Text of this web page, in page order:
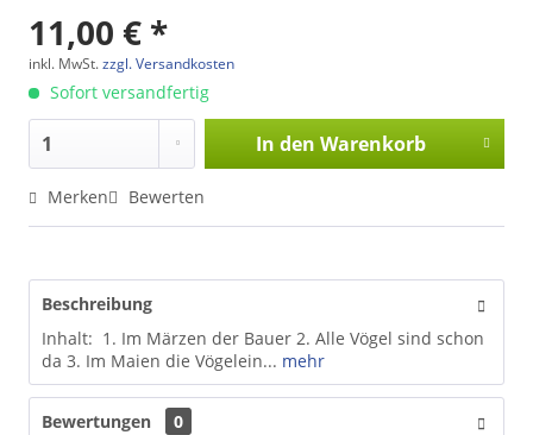
11,00 € *
inkl. MwSt.zzgl. Versandkosten
Sofort versandfertig
In den Warenkorb
Merken Bewerten
Beschreibung
Inhalt: 1. Im Märzen der Bauer 2. Alle Vögel sind schon
da 3. Im Maien die Vögelein... mehr
Bewertungen
0